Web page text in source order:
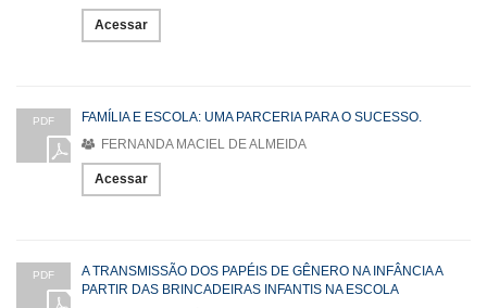
Acessar
PDF
FAMÍLIA E ESCOLA: UMA PARCERIA PARA O SUCESSO.
FERNANDA MACIEL DE ALMEIDA
Acessar
PDF
A TRANSMISSÃO DOS PAPÉIS DE GÊNERO NA INFÂNCIA A
PARTIR DAS BRINCADEIRAS INFANTIS NA ESCOLA